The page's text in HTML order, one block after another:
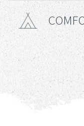
Comfort